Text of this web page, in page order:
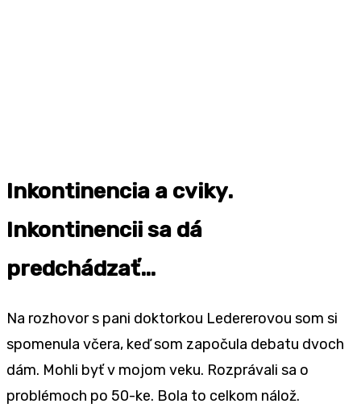
Inkontinencia a cviky.
Inkontinencii sa dá
predchádzať…
Na rozhovor s pani doktorkou Ledererovou som si
spomenula včera, keď som započula debatu dvoch
dám. Mohli byť v mojom veku. Rozprávali sa o
problémoch po 50-ke. Bola to celkom nálož.